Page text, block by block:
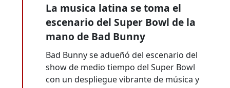
La musica latina se toma el
escenario del Super Bowl de la
mano de Bad Bunny
Bad Bunny se adueñó del escenario del
show de medio tiempo del Super Bowl
con un despliegue vibrante de música y